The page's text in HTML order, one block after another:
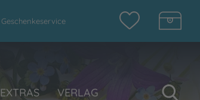
Geschenkeservice
EXTRAS VERLAG